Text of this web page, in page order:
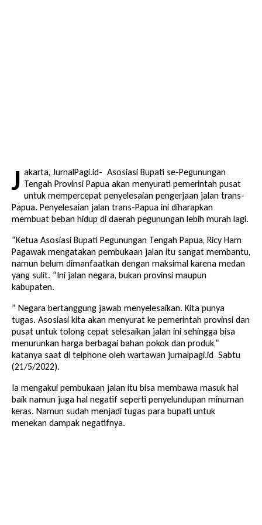
J akarta, JurnalPagi.id- Asosiasi Bupati se-Pegunungan
Tengah Provinsi Papua akan menyurati pemerintah pusat
untuk mempercepat penyelesaian pengerjaan jalan trans-
Papua. Penyelesaian jalan trans-Papua ini diharapkan
membuat beban hidup di daerah pegunungan lebih murah lagi.
“Ketua Asosiasi Bupati Pegunungan Tengah Papua, Ricy Ham
Pagawak mengatakan pembukaan jalan itu sangat membantu,
namun belum dimanfaatkan dengan maksimal karena medan
yang sulit. “Ini jalan negara, bukan provinsi maupun
kabupaten.
” Negara bertanggung jawab menyelesaikan. Kita punya
tugas. Asosiasi kita akan menyurat ke pemerintah provinsi dan
pusat untuk tolong cepat selesaikan jalan ini sehingga bisa
menurunkan harga berbagai bahan pokok dan produk,”
katanya saat di telphone oleh wartawan jurnalpagi.id Sabtu
(21/5/2022).
Ia mengakui pembukaan jalan itu bisa membawa masuk hal
baik namun juga hal negatif seperti penyelundupan minuman
keras. Namun sudah menjadi tugas para bupati untuk
menekan dampak negatifnya.